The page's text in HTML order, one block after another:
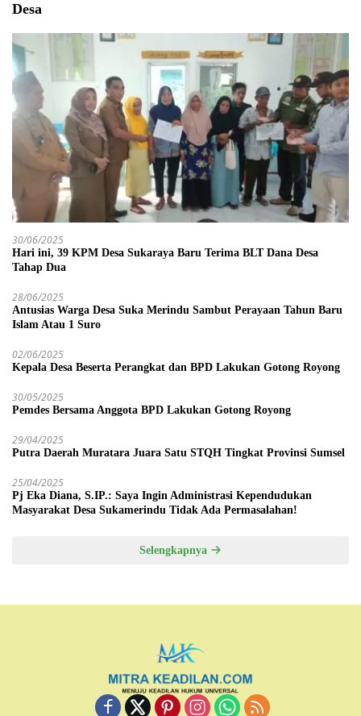
Desa
30/06/2025
Hari ini, 39 KPM Desa Sukaraya Baru Terima BLT Dana Desa
Tahap Dua
28/06/2025
Antusias Warga Desa Suka Merindu Sambut Perayaan Tahun Baru
Islam Atau 1 Suro
02/06/2025
Kepala Desa Beserta Perangkat dan BPD Lakukan Gotong Royong
30/05/2025
Pemdes Bersama Anggota BPD Lakukan Gotong Royong
29/04/2025
Putra Daerah Muratara Juara Satu STQH Tingkat Provinsi Sumsel
25/04/2025
Pj Eka Diana, S.IP.: Saya Ingin Administrasi Kependudukan
Masyarakat Desa Sukamerindu Tidak Ada Permasalahan!
Selengkapnya